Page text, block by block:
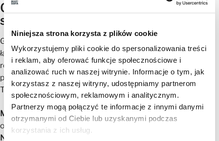
Niniejsza strona korzysta z plików cookie
Wykorzystujemy pliki cookie do spersonalizowania treści
i reklam, aby oferować funkcje społecznościowe i
analizować ruch w naszej witrynie. Informacje o tym, jak
korzystasz z naszej witryny, udostępniamy partnerom
społecznościowym, reklamowym i analitycznym.
Partnerzy mogą połączyć te informacje z innymi danymi
otrzymanymi od Ciebie lub uzyskanymi podczas
korzystania z ich usług.
Garderoba modułowa MARGARET–
stwórz swój idealny zestaw!
Garderoby MARGARET to modułowe meble, które możesz
łączyć i konfigurować według własnych potrzeb. Dzięki
różnym elementom – siedziskom, szafkom, wieszakom i
panelom – stworzysz układ idealnie dopasowany do
Twojego przedpokoju.
Możliwość łączenia modułów
– komponuj własne zestawy,
od kompaktowych po duże konfiguracje.
Nowoczesny design